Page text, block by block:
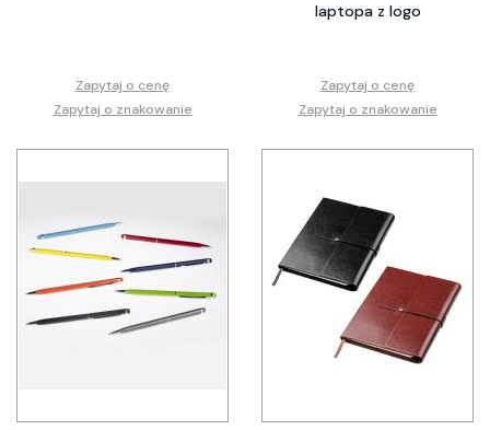
Zapytaj o cenę
Zapytaj o znakowanie
laptopa z logo
Zapytaj o cenę
Zapytaj o znakowanie